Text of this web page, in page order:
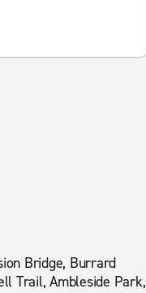
Bridge, Burrard
Trail, Ambleside Park,